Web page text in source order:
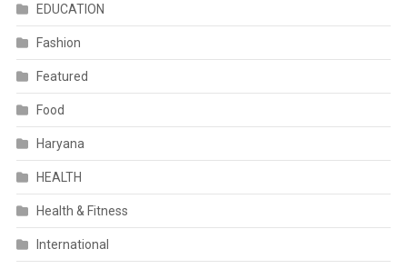
EDUCATION
Fashion
Featured
Food
Haryana
HEALTH
Health & Fitness
International